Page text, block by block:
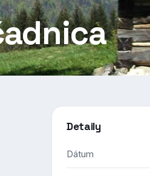
Detaily
Dátum